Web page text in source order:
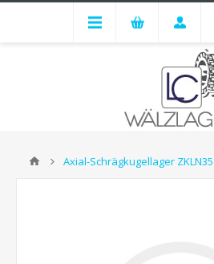
Axial-Schrägkugellager